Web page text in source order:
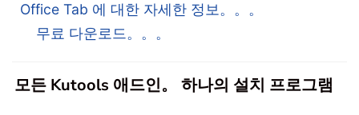
Office Tab 에 대한 자세한 정보。。。
무료 다운로드。。。
모든 Kutools 애드인。 하나의 설치 프로그램